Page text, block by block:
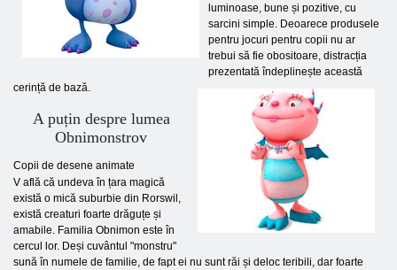
luminoase, bune și pozitive, cu
sarcini simple. Deoarece produsele
pentru jocuri pentru copii nu ar
trebui să fie obositoare, distracția
prezentată îndeplinește această
cerință de bază.
A puțin despre lumea
Obnimonstrov
Copii de desene animate
V află că undeva în țara magică
există o mică suburbie din Rorswil,
există creaturi foarte drăguțe și
amabile. Familia Obnimon este în
cercul lor. Deși cuvântul "monstru"
sună în numele de familie, de fapt ei nu sunt răi și deloc teribili, dar foarte